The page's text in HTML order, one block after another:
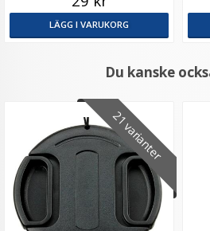
LÄGG I VARUKORG
Du kanske
21 varianter